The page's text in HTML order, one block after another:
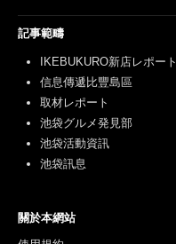
記事範疇
IKEBUKURO新店レポート
信息傳遞比豐島區
取材レポート
池袋グルメ発見部
池袋活動資訊
池袋訊息
關於本網站